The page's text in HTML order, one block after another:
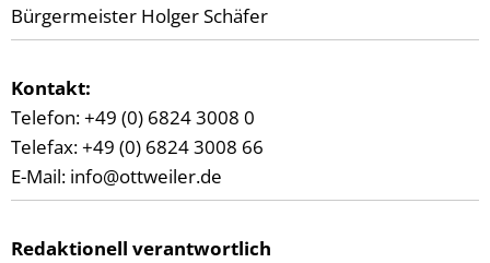
Bürgermeister Holger Schäfer
Kontakt:
Telefon: +49 (0) 6824 3008 0
Telefax: +49 (0) 6824 3008 66
E-Mail: info@ottweiler.de
Redaktionell verantwortlich